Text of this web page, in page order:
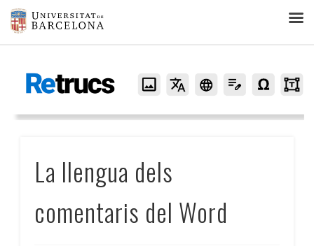
Retrucs
La llengua dels
comentaris del Word